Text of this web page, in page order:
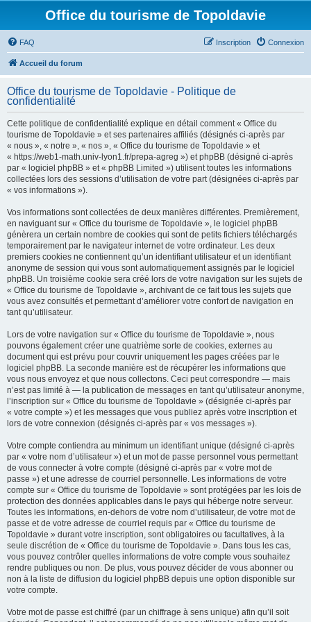
Office du tourisme de Topoldavie
FAQ Connexion
Inscription
Accueil du forum
Office du tourisme de Topoldavie - Politique de
confidentialité
Cette politique de confidentialité explique en détail comment « Office du
tourisme de Topoldavie » et ses partenaires affiliés (désignés ci-après par
« nous », « notre », « nos », « Office du tourisme de Topoldavie » et
« https://web1-math.univ-lyon1.fr/prepa-agreg ») et phpBB (désigné ci-après
par « logiciel phpBB » et « phpBB Limited ») utilisent toutes les informations
collectées lors des sessions d’utilisation de votre part (désignées ci-après par
« vos informations »).
Vos informations sont collectées de deux manières différentes. Premièrement,
en naviguant sur « Office du tourisme de Topoldavie », le logiciel phpBB
génèrera un certain nombre de cookies qui sont de petits fichiers téléchargés
temporairement par le navigateur internet de votre ordinateur. Les deux
premiers cookies ne contiennent qu’un identifiant utilisateur et un identifiant
anonyme de session qui vous sont automatiquement assignés par le logiciel
phpBB. Un troisième cookie sera créé lors de votre navigation sur les sujets de
« Office du tourisme de Topoldavie », archivant de ce fait tous les sujets que
vous avez consultés et permettant d’améliorer votre confort de navigation en
tant qu’utilisateur.
Lors de votre navigation sur « Office du tourisme de Topoldavie », nous
pouvons également créer une quatrième sorte de cookies, externes au
document qui est prévu pour couvrir uniquement les pages créées par le
logiciel phpBB. La seconde manière est de récupérer les informations que
vous nous envoyez et que nous collectons. Ceci peut correspondre — mais
n’est pas limité à — la publication de messages en tant qu’utilisateur anonyme,
l’inscription sur « Office du tourisme de Topoldavie » (désignée ci-après par
« votre compte ») et les messages que vous publiez après votre inscription et
lors de votre connexion (désignés ci-après par « vos messages »).
Votre compte contiendra au minimum un identifiant unique (désigné ci-après
par « votre nom d’utilisateur ») et un mot de passe personnel vous permettant
de vous connecter à votre compte (désigné ci-après par « votre mot de
passe ») et une adresse de courriel personnelle. Les informations de votre
compte sur « Office du tourisme de Topoldavie » sont protégées par les lois de
protection des données applicables dans le pays qui héberge notre serveur.
Toutes les informations, en-dehors de votre nom d’utilisateur, de votre mot de
passe et de votre adresse de courriel requis par « Office du tourisme de
Topoldavie » durant votre inscription, sont obligatoires ou facultatives, à la
seule discrétion de « Office du tourisme de Topoldavie ». Dans tous les cas,
vous pouvez contrôler quelles informations de votre compte vous souhaitez
rendre publiques ou non. De plus, vous pouvez décider de vous abonner ou
non à la liste de diffusion du logiciel phpBB depuis une option disponible sur
votre compte.
Votre mot de passe est chiffré (par un chiffrage à sens unique) afin qu’il soit